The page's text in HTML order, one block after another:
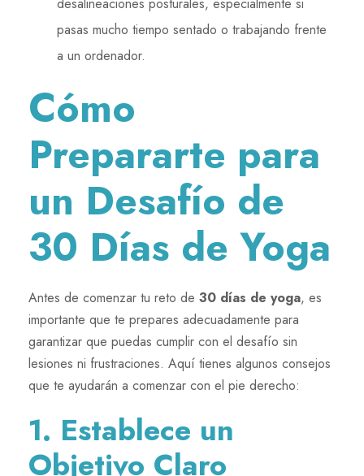
pasas mucho tiempo sentado o trabajando frente
a un ordenador.
Cómo
Prepararte para
un Desafío de
30 Días de Yoga
Antes de comenzar tu reto de 30 días de yoga, es
importante que te prepares adecuadamente para
garantizar que puedas cumplir con el desafío sin
lesiones ni frustraciones. Aquí tienes algunos consejos
que te ayudarán a comenzar con el pie derecho:
1. Establece un
Objetivo Claro